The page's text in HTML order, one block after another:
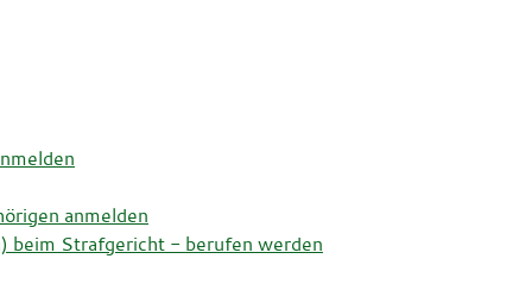
anmelden
beim Strafgericht - berufen werden